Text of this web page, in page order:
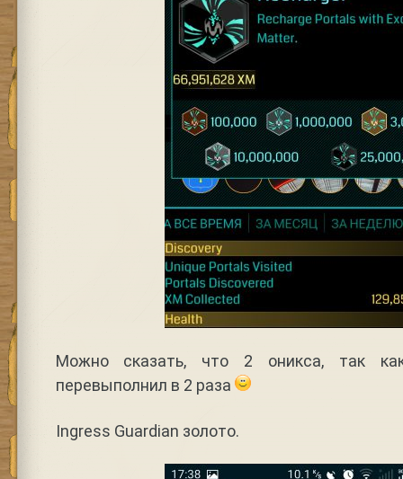
Можно сказать, что 2 оникса, так
перевыполнил в 2 раза
Ingress Guardian золото.